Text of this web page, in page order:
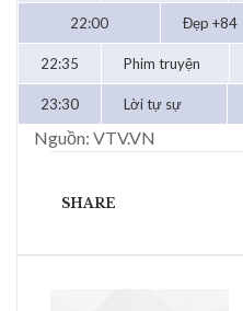
22:00 Đẹp +84
22:35 Phim truyện
23:30 Lời tự sự
Nguồn: VTV.VN
SHARE